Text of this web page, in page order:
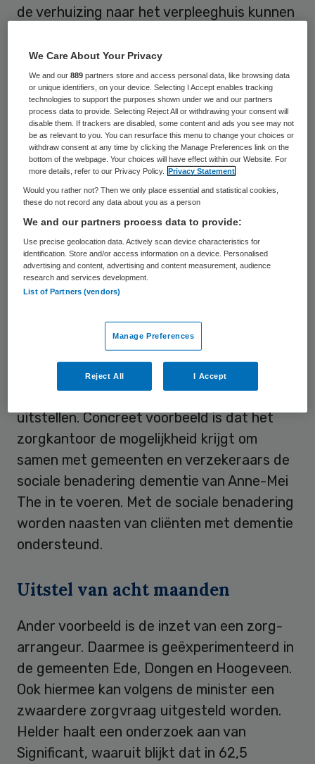
de verhuizing naar het verpleeghuis kunnen
Helder moet hiervoor maar liefst vier
wetten wijzigen. Het gaat om een wijziging
van de Wet langdurige zorg, de Wet
financiering sociale verzekeringen, de Wet
marktordening gezondheidszorg en de
Algemene wet bestuursrecht. De
bekostigingsmogelijkheden van Het Fonds
langdurige zorg kunnen dan worden
uitgebreid.
Sociale benadering
Zorgkantoren krijgen methet wetsvoorstel
de mogelijkheid om maatregelen te nemen
die het beroep op zorg op grond van de Wet
langdurige zorg voorkomen, verminderen en
uitstellen. Concreet voorbeeld is dat het
zorgkantoor de mogelijkheid krijgt om
samen met gemeenten en verzekeraars de
sociale benadering dementie van Anne-Mei
The in te voeren. Met de sociale benadering
worden naasten van cliënten met dementie
ondersteund.
Uitstel van acht maanden
Ander voorbeeld is de inzet van een zorg-
arrangeur. Daarmee is geëxperimenteerd in
de gemeenten Ede, Dongen en Hoogeveen.
Ook hiermee kan volgens de minister een
zwaardere zorgvraag uitgesteld worden.
Helder haalt een onderzoek aan van
Significant, waaruit blijkt dat in 62,5
We Care About Your Privacy
We and our889 partners store and access personal data, like browsing data
or unique identifiers, on your device. Selecting I Accept enables tracking
technologies to support the purposes shown under we and our partners
process data to provide. Selecting Reject All or withdrawing your consent will
disable them. If trackers are disabled, some content and ads you see may not
be as relevant to you. You can resurface this menu to change your choices or
withdraw consent at any time by clicking the Manage Preferences link on the
bottom of the webpage. Your choices will have effect within our Website. For
more details, refer to our Privacy Policy.
Privacy Statement
Would you rather not? Then we only place essential and statistical cookies,
these do not record any data about you as a person
We and our partners process data to provide:
Use precise geolocation data. Actively scan device characteristics for
identification. Store and/or access information on a device. Personalised
advertising and content, advertising and content measurement, audience
research and services development.
List of Partners (vendors)
Manage Preferences
Reject All I Accept